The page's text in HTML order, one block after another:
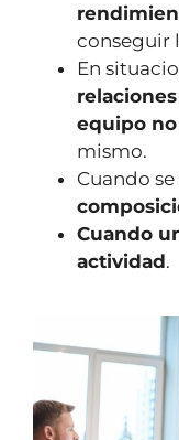
conseguir
En
equipo
mismo.
Cuando
Cuando
actividad.